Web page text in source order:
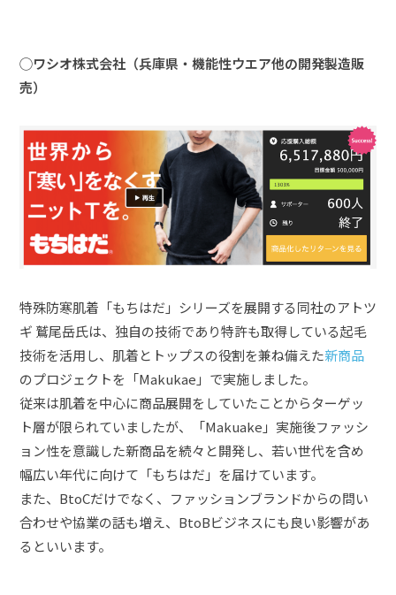
◯ワシオ株式会社（兵庫県・機能性ウエア他の開発製造販
売）
特殊防寒肌着「もちはだ」シリーズを展開する同社のアトツ
ギ 鷲尾岳氏は、独自の技術であり特許も取得している起毛
技術を活用し、肌着とトップスの役割を兼ね備えた新商品
のプロジェクトを「Makukae」で実施しました。
従来は肌着を中心に商品展開をしていたことからターゲッ
ト層が限られていましたが、「Makuake」実施後ファッシ
ョン性を意識した新商品を続々と開発し、若い世代を含め
幅広い年代に向けて「もちはだ」を届けています。
また、BtoCだけでなく、ファッションブランドからの問い
合わせや協業の話も増え、BtoBビジネスにも良い影響があ
るといいます。